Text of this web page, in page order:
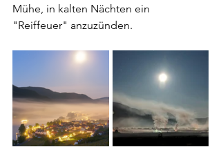
Mühe, in kalten Nächten ein
"Reiffeuer" anzuzünden.